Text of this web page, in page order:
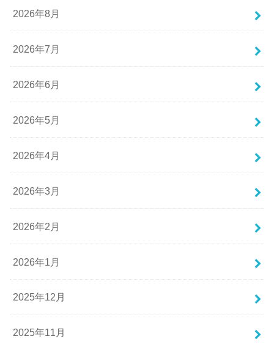
2026年8月
2026年7月
2026年6月
2026年5月
2026年4月
2026年3月
2026年2月
2026年1月
2025年12月
2025年11月